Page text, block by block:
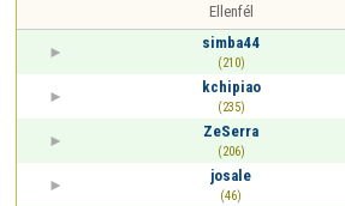
Ellenfél
simba44
(210)
kchipiao
(235)
ZeSerra
(206)
josale
(46)